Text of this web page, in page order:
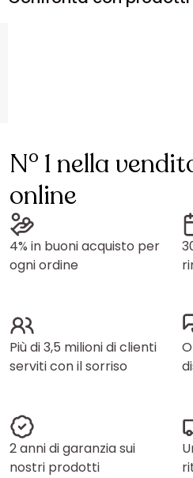
N° 1 nella
online
4% in buoni acquisto per
ogni ordine
Più di 3,5 milioni di clienti
serviti con il sorriso
2 anni di garanzia sui
nostri prodotti